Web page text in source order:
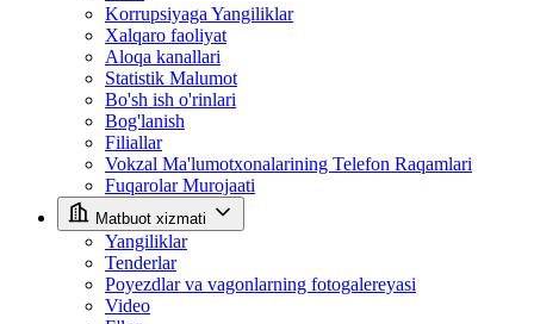
Korrupsiyaga Yangiliklar
Xalqaro faoliyat
Aloqa kanallari
Statistik Malumot
Bo'sh ish o'rinlari
Bog'lanish
Filiallar
Vokzal Ma'lumotxonalarining Telefon Raqamlari
Fuqarolar Murojaati
Matbuot xizmati
Yangiliklar
Tenderlar
Poyezdlar va vagonlarning fotogalereyasi
Video